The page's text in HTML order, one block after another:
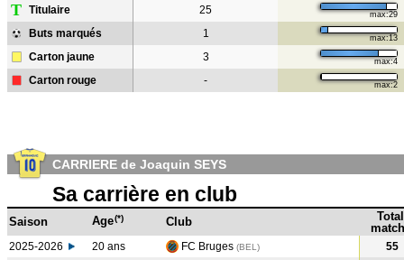
T Titulaire 25 max:29
Buts marqués 1 max:13
Carton jaune 3 max:4
Carton rouge - max:2
CARRIERE de Joaquin SEYS
Sa carrière en club
Saison Age(*) Club
Total
2025-2026 20 ans FC Bruges (BEL)
55